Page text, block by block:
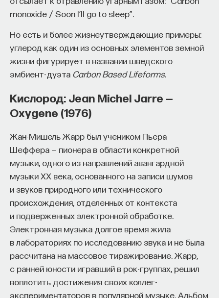
monoxide / Soon I’ll go to sleep”.
Но есть и более жизнеутверждающие примеры:
углерод как один из основных элементов земной
жизни фигурирует в названии шведского
эмбиент-дуэта Carbon Based Lifeforms.
Кислород: Jean Michel Jarre —
Oxygene (1976)
Жан-Мишель Жарр был учеником Пьера
Шеффера — пионера в области конкретной
музыки, одного из направлений авангардной
музыки XX века, основанного на записи шумов
и звуков природного или технического
происхождения, отделенных от контекста
и подверженных электронной обработке.
Электронная музыка долгое время жила
в лабораториях по исследованию звука и не была
рассчитана на массовое тиражирование. Жарр,
с ранней юности игравший в рок-группах, решил
воплотить достижения своих коллег-
экспериментаторов в популярной музыке. Альбом